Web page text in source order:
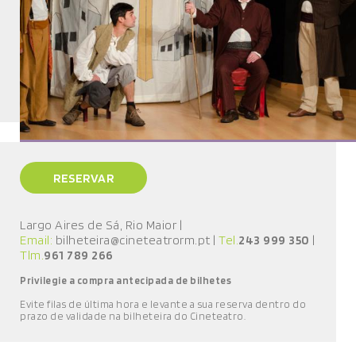
RESERVAR
Largo Aires de Sá, Rio Maior |
Email: bilheteira@cineteatrorm.pt | Tel.243 999 350 |
Tlm.961 789 266
Privilegie a compra antecipada de bilhetes
Evite filas de última hora e levante a sua reserva dentro do
prazo de validade na bilheteira do Cineteatro.